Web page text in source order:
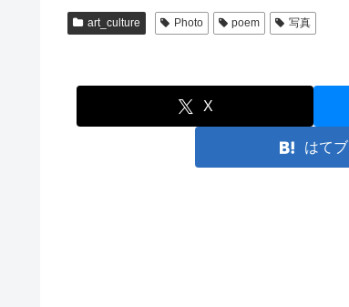
art_culture Photo poem 写真
X
はてブ